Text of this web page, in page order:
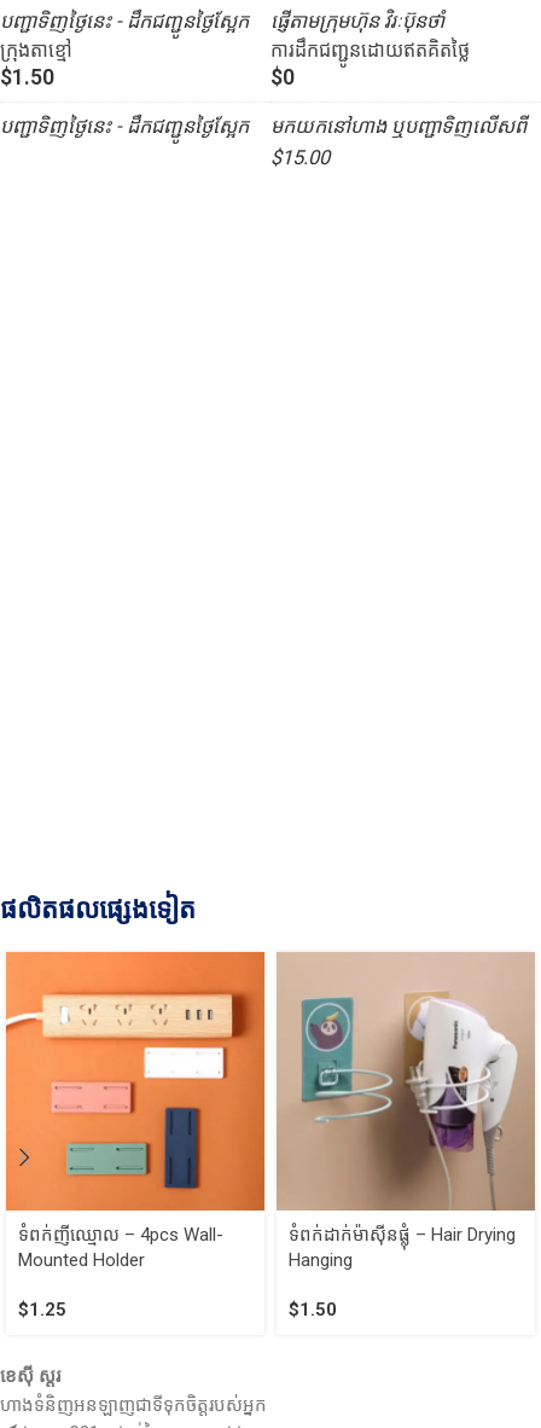
បញ្ជាទិញថ្ងៃនេះ - ដឹកជញ្ជូនថ្ងៃស្អែក
ក្រុងតាខ្មៅ
$1.50
បញ្ជាទិញថ្ងៃនេះ - ដឹកជញ្ជូនថ្ងៃស្អែក
ផ្ញើតាមក្រុមហ៊ុន វិរៈប៊ុនថាំ
ការដឹកជញ្ជូនដោយឥតគិតថ្លៃ
$0
មកយកនៅហាង ឬបញ្ជាទិញលើសពី
$15.00
ផលិតផលផ្សេងទៀត
ទំពក់ញីឈ្មោល – 4pcs Wall-
Mounted Holder
$1.25
ទំពក់ដាក់ម៉ាស៊ីនផ្លុំ – Hair Drying
Hanging
$1.50
ខេស៊ី ស្តរ
ហាងទំនិញអនឡាញជាទីទុកចិត្តរបស់អ្នក